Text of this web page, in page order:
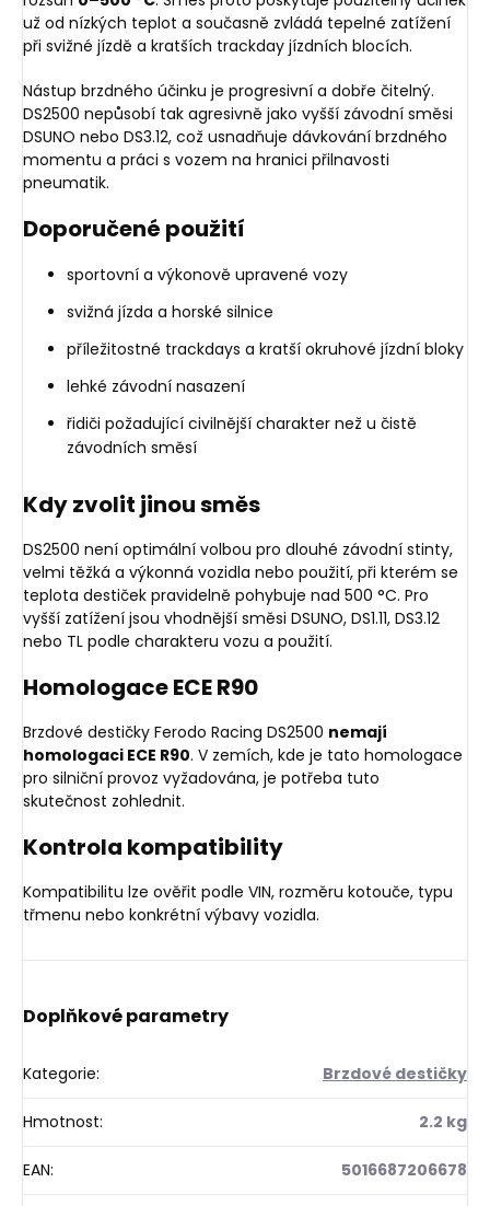
už od nízkých teplot a současně zvládá tepelné zatížení
při svižné jízdě a kratších trackday jízdních blocích.
Nástup brzdného účinku je progresivní a dobře čitelný.
DS2500 nepůsobí tak agresivně jako vyšší závodní směsi
DSUNO nebo DS3.12, což usnadňuje dávkování brzdného
momentu a práci s vozem na hranici přilnavosti
pneumatik.
Doporučené použití
sportovní a výkonově upravené vozy
svižná jízda a horské silnice
příležitostné trackdays a kratší okruhové jízdní bloky
lehké závodní nasazení
řidiči požadující civilnější charakter než u čistě
závodních směsí
Kdy zvolit jinou směs
DS2500 není optimální volbou pro dlouhé závodní stinty,
velmi těžká a výkonná vozidla nebo použití, při kterém se
teplota destiček pravidelně pohybuje nad 500 °C. Pro
vyšší zatížení jsou vhodnější směsi DSUNO, DS1.11, DS3.12
nebo TL podle charakteru vozu a použití.
Homologace ECE R90
Brzdové destičky Ferodo Racing DS2500 nemají
homologaci ECE R90. V zemích, kde je tato homologace
pro silniční provoz vyžadována, je potřeba tuto
skutečnost zohlednit.
Kontrola kompatibility
Kompatibilitu lze ověřit podle VIN, rozměru kotouče, typu
třmenu nebo konkrétní výbavy vozidla.
Doplňkové parametry
Kategorie: Brzdové destičky
Hmotnost: 2.2 kg
EAN: 5016687206678